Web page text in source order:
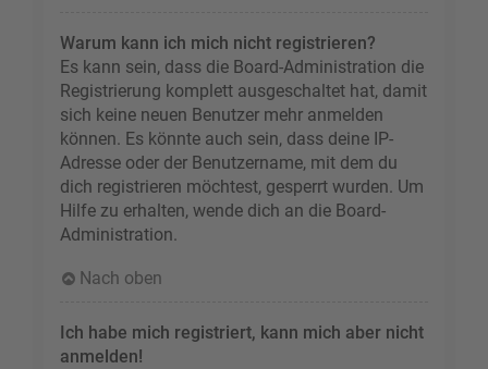
Warum kann ich mich nicht registrieren?
Es kann sein, dass die Board-Administration die
Registrierung komplett ausgeschaltet hat, damit
sich keine neuen Benutzer mehr anmelden
können. Es könnte auch sein, dass deine IP-
Adresse oder der Benutzername, mit dem du
dich registrieren möchtest, gesperrt wurden. Um
Hilfe zu erhalten, wende dich an die Board-
Administration.
Nach oben
Ich habe mich registriert, kann mich aber nicht
anmelden!